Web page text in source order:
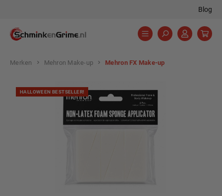
Blog
Merken Mehron Make-up Mehron FX Make-up
Afbeeldingengalerij overslaan
HALLOWEEN BESTSELLER!